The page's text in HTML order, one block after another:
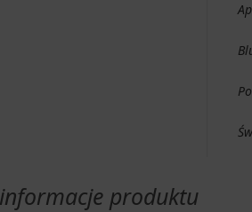
produktu